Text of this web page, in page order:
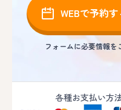
WEBで予約す
フォームに必要情報を
各種お支払い方